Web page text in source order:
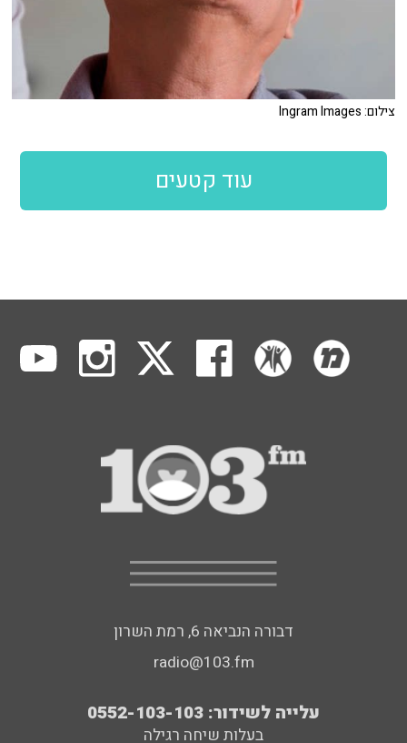
צילום: Ingram Images
עוד קטעים
דבורה הנביאה 6, רמת השרון
radio@103.fm
עלייה לשידור: 0552-103-103
בעלות שיחה רגילה